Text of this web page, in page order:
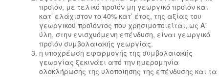
προϊόν, με τελικό προϊόν μη γεωργικό προϊόν και
κατ’ ελάχιστον το 40% κατ’ έτος, της αξίας του
γεωργικού προϊόντος που χρησιμοποιείται, ως Α΄
ύλη, στην ενισχυόμενη επένδυση, είναι γεωργικό
προϊόν συμβολαιακής γεωργίας.
η υποχρέωση εφαρμογής της συμβολαιακής
γεωργίας ξεκινάει από την ημερομηνία
ολοκλήρωσης της υλοποίησης της επένδυσης και τα